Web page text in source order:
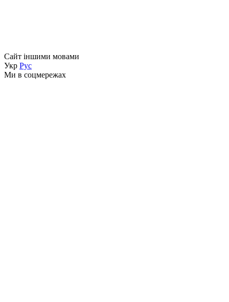
Сайт іншими мовами
Укр Рус
Ми в соцмережах